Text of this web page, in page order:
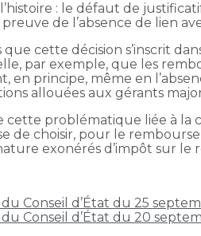
: le défaut de
de l’absence de lien
que cette décision s’inscrit
par exemple, que les
en principe, même en
allouées aux gérants
cette problématique liée à la
de choisir, pour le
exonérés d’impôt sur
Conseil d’État du 25
Conseil d’État du 20